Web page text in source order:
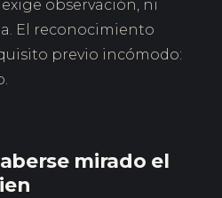
observación, ni
El reconocimiento
previo incómodo:
mirado el